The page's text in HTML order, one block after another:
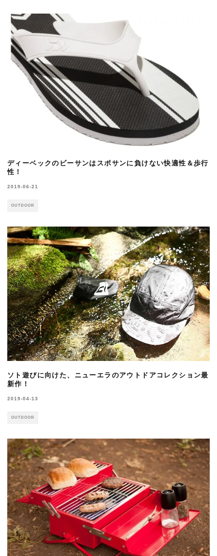
ディーベックのビーサンはスポサンに負けない快適性＆歩行
性！
2019-06-21
OUTDOOR
ソト遊びに向けた、ニューエラのアウトドアコレクション最
新作！
2019-04-13
OUTDOOR